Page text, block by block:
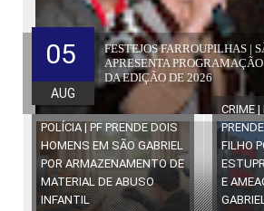
FESTEJOS FARROUPILHAS |
APRESENTA
DA EDIÇÃO DE 2026
05
AUG
POLÍCIA | PF PRENDE DOIS
HOMENS EM SÃO GABRIEL
POR ARMAZENAMENTO DE
MATERIAL DE ABUSO
INFANTIL
CRIME |
FILHO
E
GABRIEL